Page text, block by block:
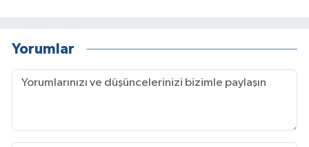
Yorumlar